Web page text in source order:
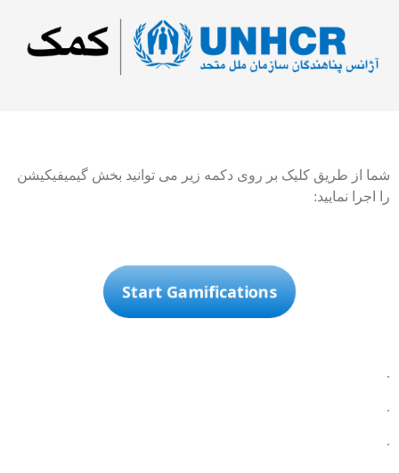
شما از طریق کلیک بر روی دکمه زیر می توانید بخش گیمیفیکیشن
را اجرا نمایید:
Start Gamifications
.
.
.